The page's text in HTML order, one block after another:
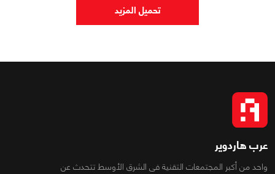
تحميل المزيد
عرب هاردوير
واحد من أكبر المجتمعات التقنية فى الشرق الأوسط تتحدث عن